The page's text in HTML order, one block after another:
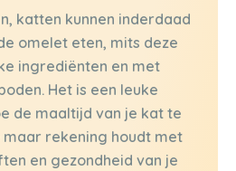
katten kunnen inderdaad
omelet eten, mits deze
ingrediënten en met
Het is een leuke
de maaltijd van je kat te
rekening houdt met
en gezondheid van je